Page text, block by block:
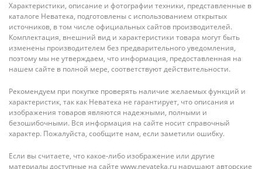
Характеристики, описание и фотографии техники, представленные в
каталоге Неватека, подготовлены с использованием открытых
источников, в том числе официальных сайтов производителей.
Комплектация, внешний вид и характеристики товара могут быть
изменены производителем без предварительного уведомления,
поэтому мы не утверждаем, что информация, предоставленная на
нашем сайте в полной мере, соответствуют действительности.
Рекомендуем при покупке проверять наличие желаемых функций и
характеристик, так как Неватека не гарантирует, что описания и
изображения товаров являются надежными, полными и
безошибочными. Вся информация на сайте носит справочный
характер. Пожалуйста, сообщите нам, если заметили ошибку.
Если вы считаете, что какое-либо изображение или другие
материалы доступные на сайте www.nevateka.ru нарушают авторские